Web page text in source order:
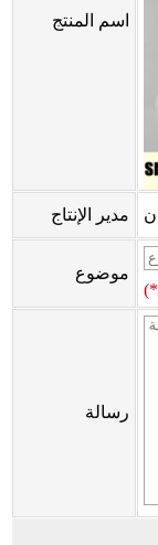
اسم المنتج
مدير الإنتاج
موضوع
رسالة